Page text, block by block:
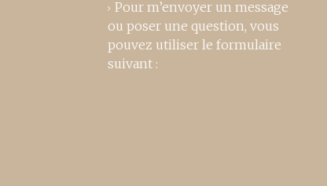
Pour m’envoyer un message
ou poser une question, vous
pouvez utiliser le formulaire
suivant :